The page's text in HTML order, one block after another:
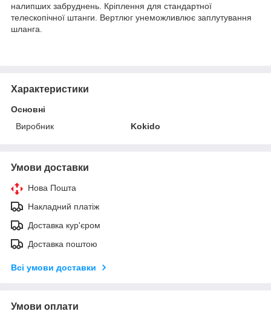
налипших забруднень. Кріплення для стандартної
телескопічної штанги. Вертлюг унеможливлює заплутування
шланга.
Характеристики
Основні
Виробник
Kokido
Умови доставки
Нова Пошта
Накладний платіж
Доставка кур'єром
Доставка поштою
Всі умови доставки
Умови оплати